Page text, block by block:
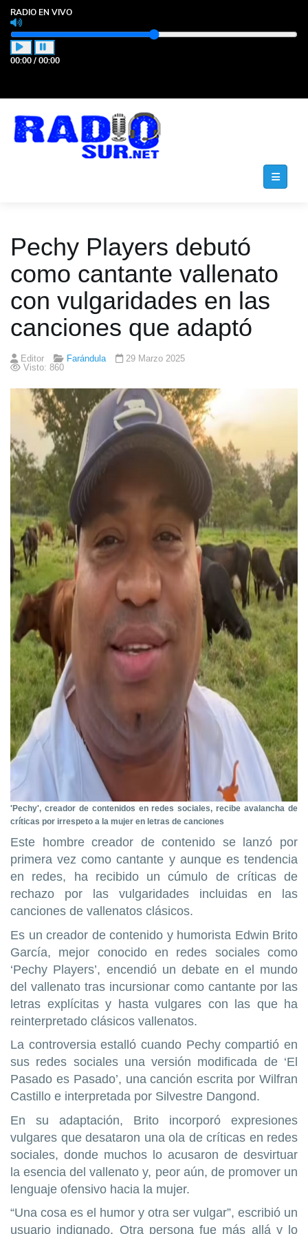
RADIO EN VIVO
00:00 / 00:00
Pechy Players debutó
como cantante vallenato
con vulgaridades en las
canciones que adaptó
Editor Farándula
29 Marzo 2025
Visto: 860
'Pechy', creador de contenidos en redes sociales, recibe avalancha de
críticas por irrespeto a la mujer en letras de canciones
Este hombre creador de contenido se lanzó por
primera vez como cantante y aunque es tendencia
en redes, ha recibido un cúmulo de críticas de
rechazo por las vulgaridades incluidas en las
canciones de vallenatos clásicos.
Es un creador de contenido y humorista Edwin Brito
García, mejor conocido en redes sociales como
‘Pechy Players’, encendió un debate en el mundo
del vallenato tras incursionar como cantante por las
letras explícitas y hasta vulgares con las que ha
reinterpretado clásicos vallenatos.
La controversia estalló cuando Pechy compartió en
sus redes sociales una versión modificada de ‘El
Pasado es Pasado’, una canción escrita por Wilfran
Castillo e interpretada por Silvestre Dangond.
En su adaptación, Brito incorporó expresiones
vulgares que desataron una ola de críticas en redes
sociales, donde muchos lo acusaron de desvirtuar
la esencia del vallenato y, peor aún, de promover un
lenguaje ofensivo hacia la mujer.
“Una cosa es el humor y otra ser vulgar”, escribió un
usuario indignado. Otra persona fue más allá y lo